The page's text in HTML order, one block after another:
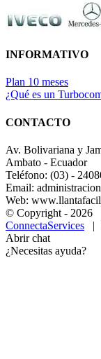
INFORMATIVO
Plan 10 meses
¿Qué es un
CONTACTO
Av. Bolivariana y
Ambato - Ecuador
Teléfono: (03) -
Email:
Web:
© Copyright - 2026
ConnectaServices |
Abrir chat
¿Necesitas ayuda?